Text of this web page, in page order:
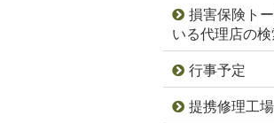
損害保険ト
いる代理店の
行事予定
提携修理工